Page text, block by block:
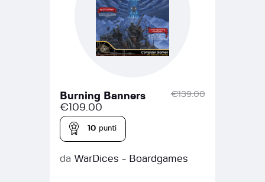
Burning Banners €139.00
€109.00
10 punti
da WarDices - Boardgames